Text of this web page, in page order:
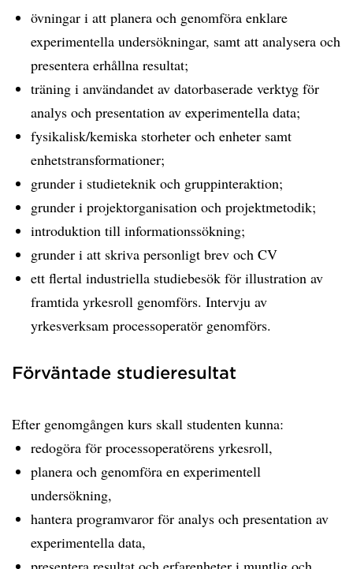
övningar i att planera och genomföra enklare
experimentella undersökningar, samt att analysera och
presentera erhållna resultat;
träning i användandet av datorbaserade verktyg för
analys och presentation av experimentella data;
fysikalisk/kemiska storheter och enheter samt
enhetstransformationer;
grunder i studieteknik och gruppinteraktion;
grunder i projektorganisation och projektmetodik;
introduktion till informationssökning;
grunder i att skriva personligt brev och CV
ett flertal industriella studiebesök för illustration av
framtida yrkesroll genomförs. Intervju av
yrkesverksam processoperatör genomförs.
Förväntade studieresultat
Efter genomgången kurs skall studenten kunna:
redogöra för processoperatörens yrkesroll,
planera och genomföra en experimentell
undersökning,
hantera programvaror för analys och presentation av
experimentella data,